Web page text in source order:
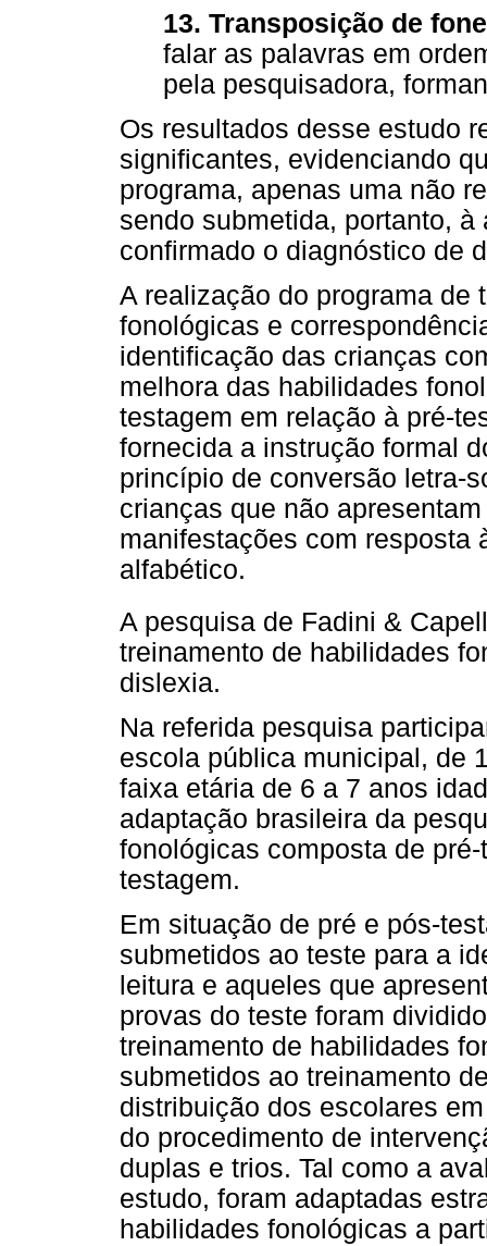
13. Transposição de
falar as palavras em
pela pesquisadora,
Os resultados desse estudo
significantes, evidenciando
programa, apenas uma não
sendo submetida, portanto,
confirmado o diagnóstico de
A realização do programa de
fonológicas e
identificação das crianças
melhora das habilidades
testagem em relação à pré-
fornecida a instrução formal
princípio de conversão letra-
crianças que não
manifestações com resposta
alfabético.
A pesquisa de Fadini &
treinamento de habilidades
dislexia.
Na referida pesquisa
escola pública municipal, de
faixa etária de 6 a 7 anos
adaptação brasileira da
fonológicas composta de
testagem.
Em situação de pré e pós-
submetidos ao teste para a
leitura e aqueles que
provas do teste foram
treinamento de habilidades
submetidos ao treinamento
distribuição dos escolares
do procedimento de
duplas e trios. Tal como a
estudo, foram adaptadas
habilidades fonológicas a